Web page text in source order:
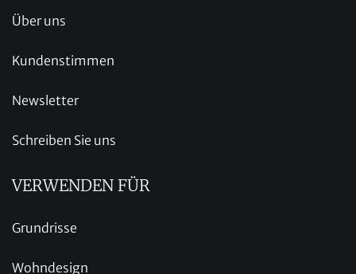
Über uns
Kundenstimmen
Newsletter
Schreiben Sie uns
VERWENDEN FÜR
Grundrisse
Wohndesign